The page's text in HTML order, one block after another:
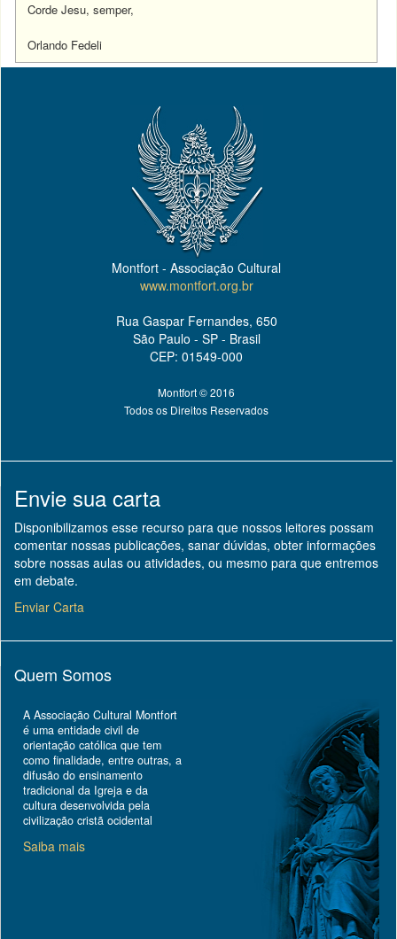
Corde Jesu, semper,
Orlando Fedeli
Montfort - Associação Cultural
www.montfort.org.br
Rua Gaspar Fernandes, 650
São Paulo - SP - Brasil
CEP: 01549-000
Montfort © 2016
Todos os Direitos Reservados
Envie sua carta
Disponibilizamos esse recurso para que nossos leitores possam
comentar nossas publicações, sanar dúvidas, obter informações
sobre nossas aulas ou atividades, ou mesmo para que entremos
em debate.
Enviar Carta
Quem Somos
A Associação Cultural Montfort
é uma entidade civil de
orientação católica que tem
como finalidade, entre outras, a
difusão do ensinamento
tradicional da Igreja e da
cultura desenvolvida pela
civilização cristã ocidental
Saiba mais